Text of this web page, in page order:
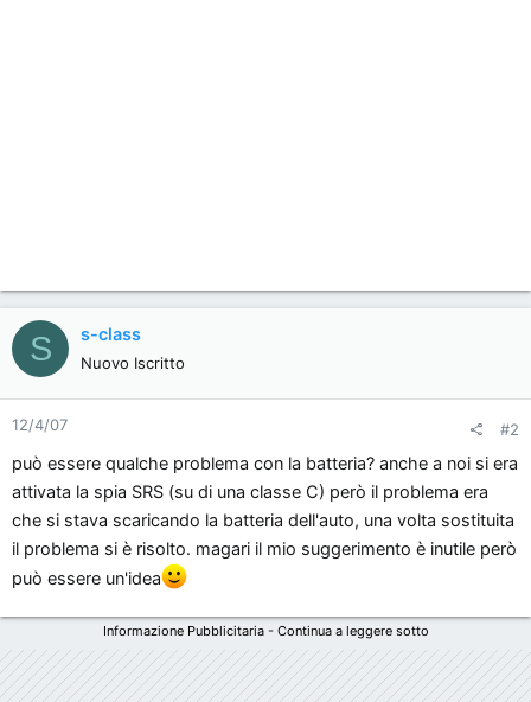
S s-class
Nuovo Iscritto
12/4/07 #2
può essere qualche problema con la batteria? anche a noi si era
attivata la spia SRS (su di una classe C) però il problema era
che si stava scaricando la batteria dell'auto, una volta sostituita
il problema si è risolto. magari il mio suggerimento è inutile però
può essere un'idea
Informazione Pubblicitaria - Continua a leggere sotto